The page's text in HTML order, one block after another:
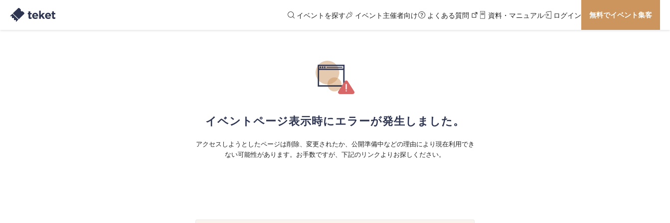
イベントを探す イベント主催者向け よくある質問 資料・マニュアル ログイン 無料でイベント集客
イベントページ表示時にエラーが発生しました。
アクセスしようとしたページは削除、変更されたか、公開準備中などの理由により現在利用でき
ない可能性があります。お手数ですが、下記のリンクよりお探しください。